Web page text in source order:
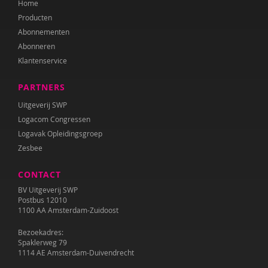
Geert-Jan Stams
Frea Swets-Gronert
Louis Tavecchio
Peter de Wit
Home
Producten
Abonnementen
Abonneren
Klantenservice
PARTNERS
Uitgeverij SWP
Logacom Congressen
Logavak Opleidingsgroep
Zesbee
CONTACT
BV Uitgeverij SWP
Postbus 12010
1100 AA Amsterdam-Zuidoost
Bezoekadres:
Spaklerweg 79
1114 AE Amsterdam-Duivendrecht